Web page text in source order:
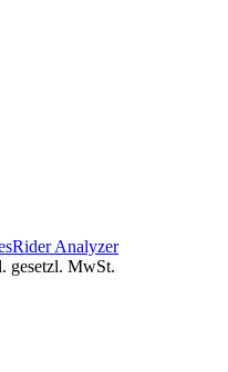
Rider Analyzer
gesetzl. MwSt.